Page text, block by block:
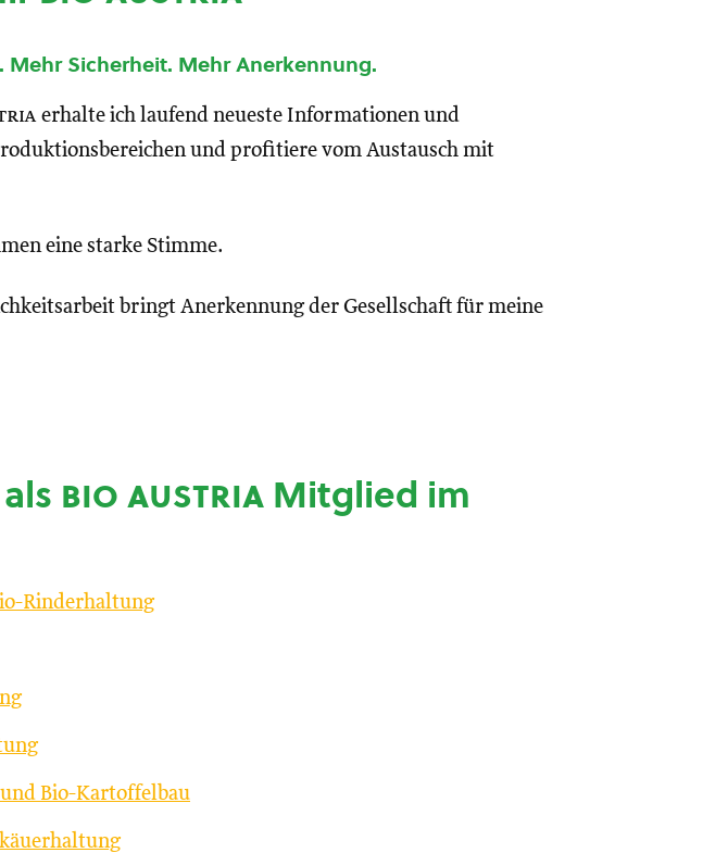
Mehr Sicherheit. Mehr Anerkennung.
erhalte ich laufend neueste Informationen und
und profitiere vom Austausch mit
eine starke Stimme.
bringt Anerkennung der Gesellschaft für meine
bio austria Mitglied im
Rinderhaltung
Bio-Kartoffelbau